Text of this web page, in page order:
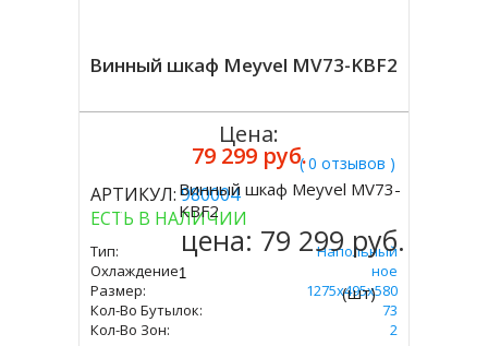
Винный шкаф Meyvel MV73-KBF2
( 0 отзывов )
АРТИКУЛ:980004
ЕСТЬ В НАЛИЧИИ
Тип:
Напольный
Охлаждение:
Компрессорное
Размер:
1275х495х580
Кол-Во Бутылок:
73
Кол-Во Зон:
2
Цена:
79 299 руб.
Купить
Винный шкаф Meyvel MV73-
KBF2
цена: 79 299 руб.
(шт)